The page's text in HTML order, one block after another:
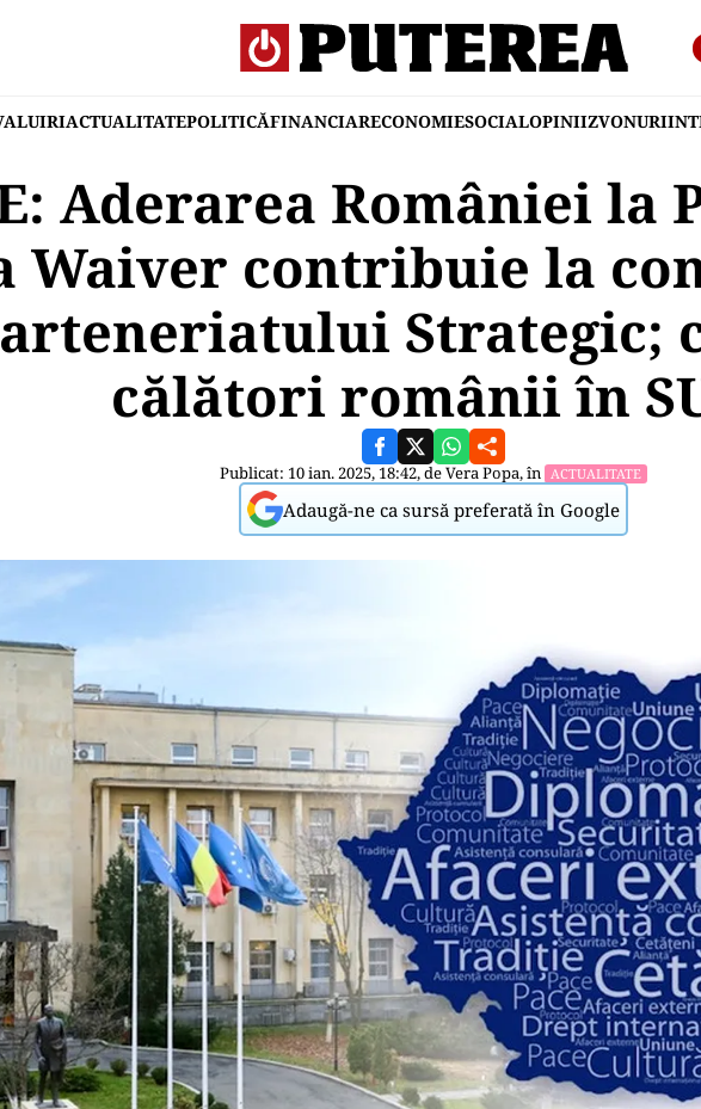
ACTUALITATEPOLITICĂFINANCIARECONOMIESOCIALOPINIIZVONURI
Aderarea României la
Waiver contribuie la
Strategic;
călători românii în
Publicat: 10 ian. 2025, 18:42, deVera Popa, în ACTUALITATE
Adaugă-ne ca sursă preferată în Google